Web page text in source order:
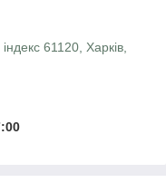
61120, Харків,